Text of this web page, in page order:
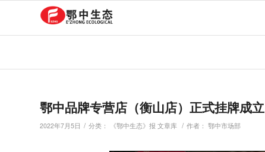
鄂中品牌专营店（衡山店）正式挂牌成立
2022年7月5日 / 分类： 《鄂中生态》报 文章库 / 作者： 鄂中市场部